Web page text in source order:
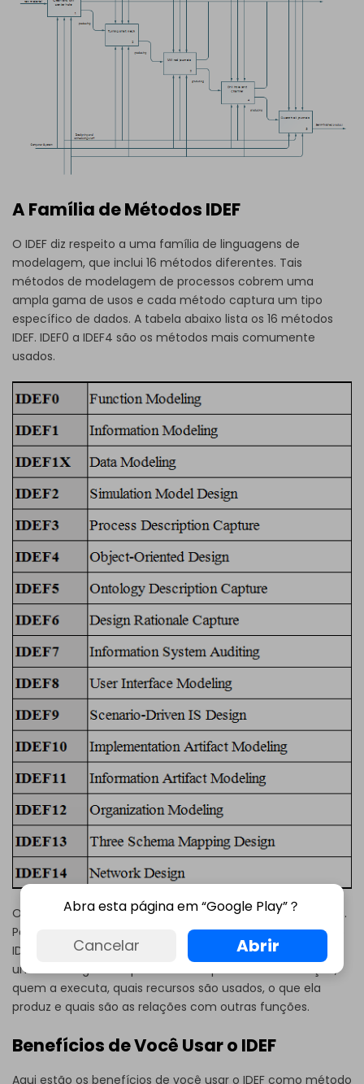
A Família de Métodos IDEF
O IDEF diz respeito a uma família de linguagens de
modelagem, que inclui 16 métodos diferentes. Tais
métodos de modelagem de processos cobrem uma
ampla gama de usos e cada método captura um tipo
específico de dados. A tabela abaixo lista os 16 métodos
IDEF. IDEF0 a IDEF4 são os métodos mais comumente
usados.
O IDEF0 a IDEF4 são os métodos mais comumente usados.
Por exemplo, no caso da modelagem funcional, é usado o
IDEF0 para modelar as funções de uma empresa, criando
um modelo gráfico que mostra o que controla a função,
quem a executa, quais recursos são usados, o que ela
produz e quais são as relações com outras funções.
Benefícios de Você Usar o IDEF
Aqui estão os benefícios de você usar o IDEF como método
Abra esta página em “Google Play”？
Cancelar Abrir